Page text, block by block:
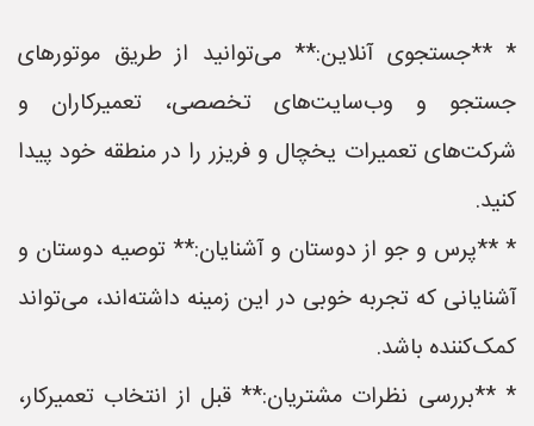
* **جستجوی آنلاین:** می‌توانید از طریق موتورهای
جستجو و وب‌سایت‌های تخصصی، تعمیرکاران و
شرکت‌های تعمیرات یخچال و فریزر را در منطقه خود پیدا
کنید.
* **پرس و جو از دوستان و آشنایان:** توصیه دوستان و
آشنایانی که تجربه خوبی در این زمینه داشته‌اند، می‌تواند
کمک‌کننده باشد.
* **بررسی نظرات مشتریان:** قبل از انتخاب تعمیرکار،